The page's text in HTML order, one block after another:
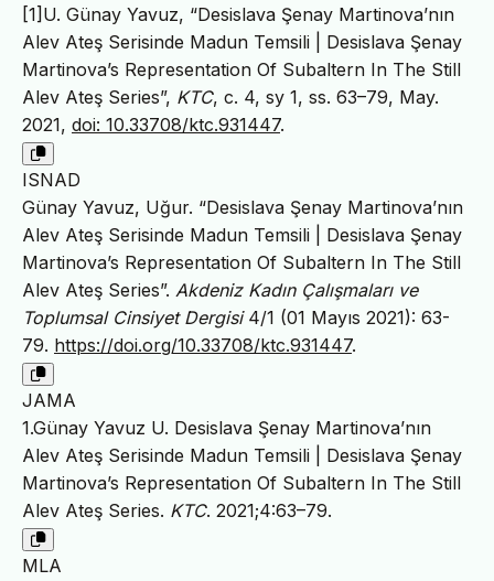
[1]U. Günay Yavuz, “Desislava Şenay Martinova’nın
Alev Ateş Serisinde Madun Temsili | Desislava Şenay
Martinova’s Representation Of Subaltern In The Still
Alev Ateş Series”, KTC, c. 4, sy 1, ss. 63–79, May.
2021, doi: 10.33708/ktc.931447.
ISNAD
Günay Yavuz, Uğur. “Desislava Şenay Martinova’nın
Alev Ateş Serisinde Madun Temsili | Desislava Şenay
Martinova’s Representation Of Subaltern In The Still
Alev Ateş Series”. Akdeniz Kadın Çalışmaları ve
Toplumsal Cinsiyet Dergisi4/1 (01 Mayıs 2021): 63-
79. https://doi.org/10.33708/ktc.931447.
JAMA
1.Günay Yavuz U. Desislava Şenay Martinova’nın
Alev Ateş Serisinde Madun Temsili | Desislava Şenay
Martinova’s Representation Of Subaltern In The Still
Alev Ateş Series. KTC. 2021;4:63–79.
MLA